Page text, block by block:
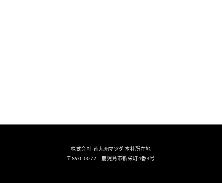
株式会社 南九州マツダ 本社所在地
〒890-0072 鹿児島市新栄町4番4号